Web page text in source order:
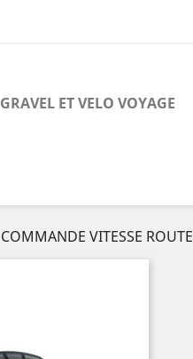
GRAVEL ET VELO VOYAGE
COMMANDE VITESSE ROUTE